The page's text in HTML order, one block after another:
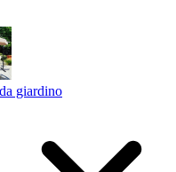
giardino